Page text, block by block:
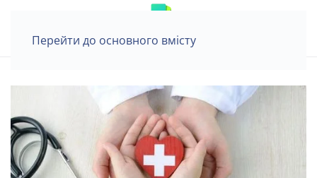
Перейти до основного вмісту